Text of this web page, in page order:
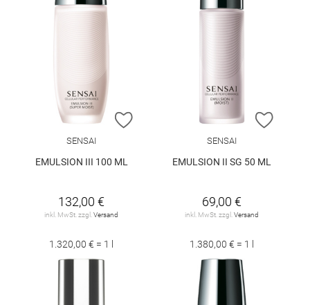
ZUR WUNSCHLISTE HINZUFÜGEN
SENSAI
EMULSION III 100 ML
132,00 €
inkl. MwSt. zzgl.Versand
1.320,00 € = 1 l
ZUR
SENSAI
EMULSION II SG 50 ML
69,00 €
inkl. MwSt. zzgl.Versand
1.380,00 € = 1 l